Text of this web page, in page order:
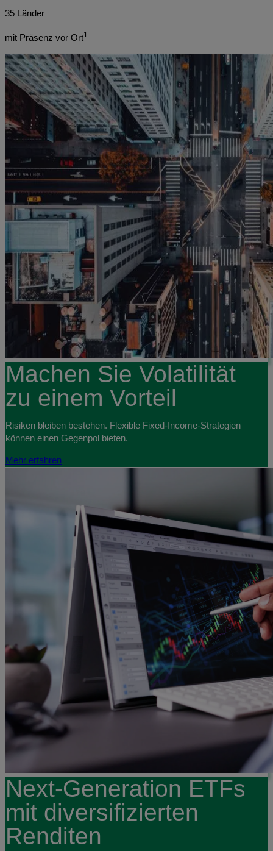
35 Länder
mit Präsenz vor Ort1
Machen Sie Volatilität
zu einem Vorteil
Risiken bleiben bestehen. Flexible Fixed-Income-Strategien
können einen Gegenpol bieten.
Mehr erfahren
Next-Generation ETFs
mit diversifizierten
Renditen